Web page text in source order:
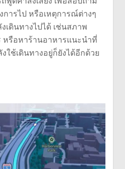
การไป หรือเหตุการณ์ต่างๆ
เดินทางไปได้ เช่นสภาพ
หรือหาร้านอาหารแนะนำที่
ใช้เดินทางอยู่ก็ยังได้อีกด้วย